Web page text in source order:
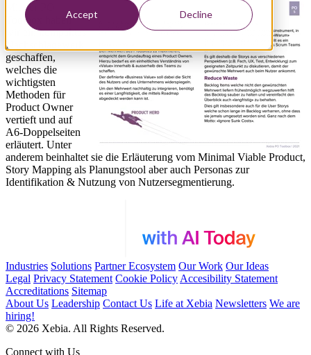
Accept Decline
Mit der PO
Toolbox haben
wir ein kompaktes
Nachschlagewerk
geschaffen,
welches die
wichtigsten
Methoden für
Product Owner
vertieft und auf
A6-Doppelseiten
erläutert. Unter
anderem beinhaltet sie die Erläuterung vom Minimal Viable Product,
Story Mapping als Planungstool aber auch Personas zur
Identifikation & Nutzung von Nutzersegmentierung.
Industries Solutions Partner Ecosystem Our Work Our Ideas
Legal Privacy Statement Cookie Policy Accesibility Statement
Accreditations Sitemap
About Us Leadership Contact Us Life at Xebia Newsletters We are
hiring!
© 2026 Xebia. All Rights Reserved.
Connect with Us